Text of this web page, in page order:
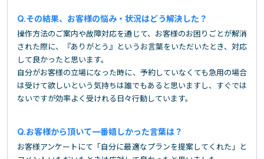
その結果、お客様の悩み・状況はどう解決した？
操作方法のご案内や故障対応を通じて、お客様のお困りごとが解消
された際に、『ありがとう』というお言葉をいただいたとき、対応
して良かったと思います。
自分がお客様の立場になった時に、予約していなくても急用の場合
は受けて欲しいという気持ちは誰でもあると思いますし、すぐでは
ないですが効率よく受けれる日々行動しています。
お客様から頂いて一番嬉しかった言葉は？
お客様アンケートにて「自分に最適なプランを提案してくれた」と